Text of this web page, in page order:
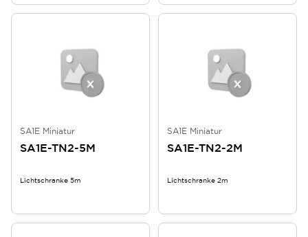
SA1E Miniatur
SA1E-TN2-5M
Lichtschranke 5m
SA1E Miniatur
SA1E-TN2-2M
Lichtschranke 2m